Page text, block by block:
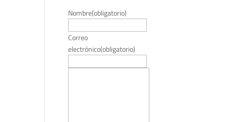
Nombre(obligatorio)
Correo
electrónico(obligatorio)